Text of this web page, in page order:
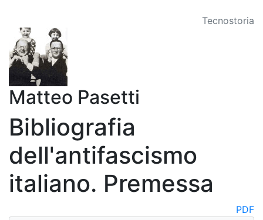
Tecnostoria
Matteo Pasetti
Bibliografia
dell'antifascismo
italiano. Premessa
PDF